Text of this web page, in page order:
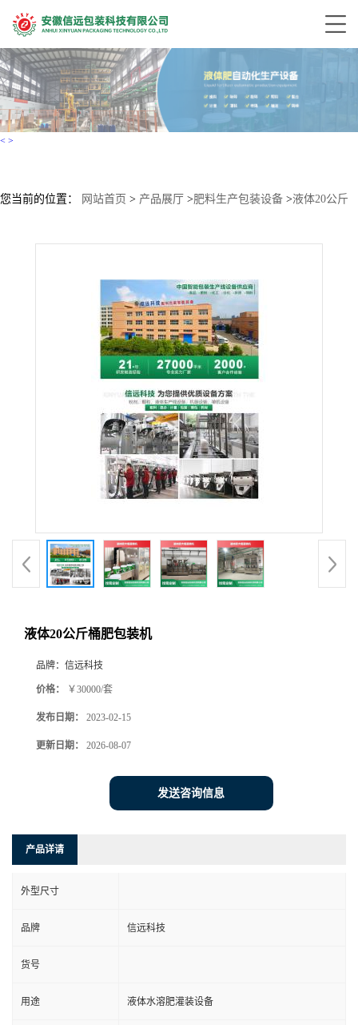
< >
您当前的位置： 网站首页 > 产品展厅 >肥料生产包装设备 >液体20公斤
液体20公斤桶肥包装机
品牌： 信远科技
价格： ￥30000/套
发布日期： 2023-02-15
更新日期： 2026-08-07
发送咨询信息
产品详请
外型尺寸
品牌 信远科技
货号
用途 液体水溶肥灌装设备